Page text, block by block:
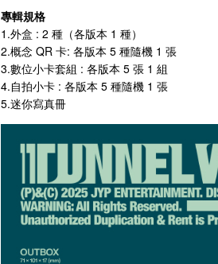
專輯規格
1.外盒 : 2 種（各版本 1 種）
2.概念 QR 卡: 各版本 5 種隨機 1 張
3.數位小卡套組 : 各版本 5 張 1 組
4.自拍小卡 : 各版本 5 種隨機 1 張
5.迷你寫真冊